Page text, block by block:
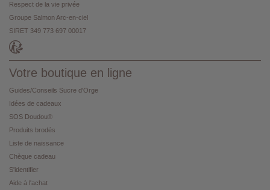
Respect de la vie privée
Groupe Salmon Arc-en-ciel
SIRET 349 773 697 00017
Votre boutique en ligne
Guides/Conseils Sucre d'Orge
Idées de cadeaux
SOS Doudou®
Produits brodés
Liste de naissance
Chèque cadeau
S'identifier
Aide à l'achat